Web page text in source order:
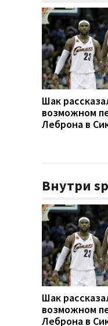
Шак
возможном
Леброна в
Внутри
Шак
возможном
Леброна в